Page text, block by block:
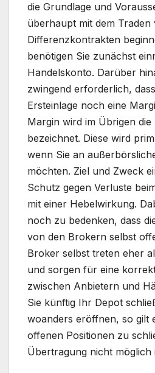
die Grundlage und
überhaupt mit dem Traden
Differenzkontrakten
benötigen Sie zunächst
Handelskonto. Darüber
zwingend erforderlich,
Ersteinlage noch eine
Margin wird im Übrigen
bezeichnet. Diese wird
wenn Sie an
möchten. Ziel und Zweck
Schutz gegen Verluste
mit einer Hebelwirkung.
noch zu bedenken, dass
von den Brokern selbst
Broker selbst treten eher
und sorgen für eine
zwischen Anbietern und
Sie künftig Ihr Depot
woanders eröffnen, so gilt
offenen Positionen zu
Übertragung nicht möglich